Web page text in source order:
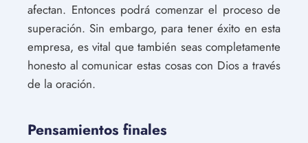
afectan. Entonces podrá comenzar el proceso de
superación. Sin embargo, para tener éxito en esta
empresa, es vital que también seas completamente
honesto al comunicar estas cosas con Dios a través
de la oración.
Pensamientos finales